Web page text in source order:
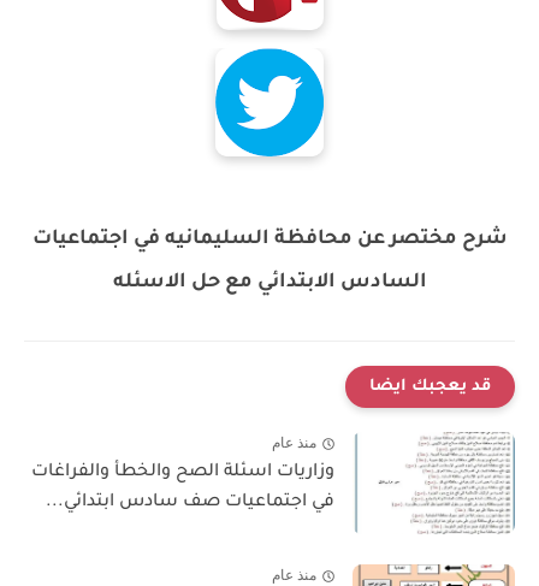
شرح مختصر عن محافظة السليمانيه في اجتماعيات
السادس الابتدائي مع حل الاسئله
قد يعجبك ايضا
منذ عام
وزاريات اسئلة الصح والخطأ والفراغات
في اجتماعيات صف سادس ابتدائي...
منذ عام